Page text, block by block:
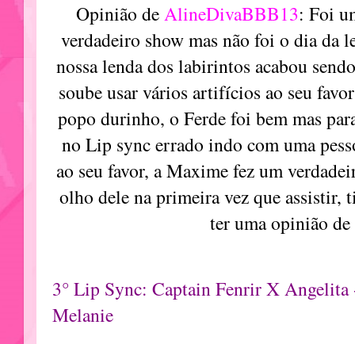
Opinião deAlineDivaBBB13: Foi
verdadeiro show mas não foi o dia da
nossa lenda dos labirintos acabou
soube usar vários artifícios ao seu
popo durinho, o Ferde foi bem mas
no Lip sync errado indo com uma
ao seu favor, a Maxime fez um
olho dele na primeira vez que assistir,
ter uma opinião de
3° Lip Sync: Captain Fenrir X
Melanie